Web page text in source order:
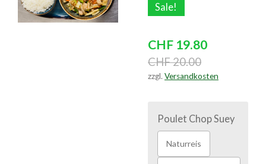
Sale!
CHF 19.80
CHF 20.00
zzgl. Versandkosten
Poulet Chop Suey
Naturreis